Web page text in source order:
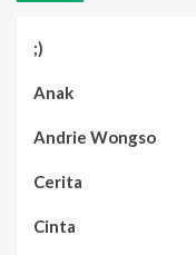
;)
Anak
Andrie Wongso
Cerita
Cinta